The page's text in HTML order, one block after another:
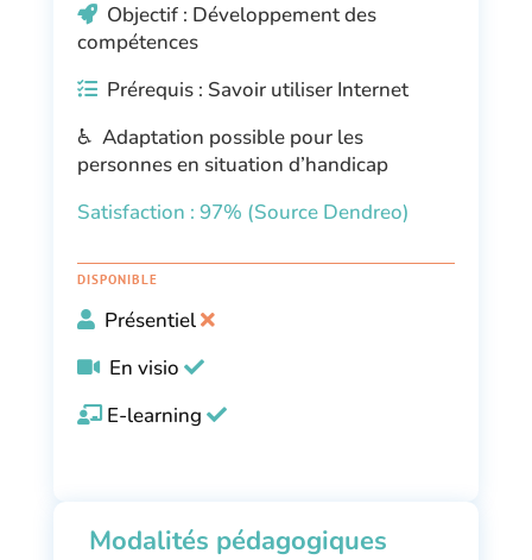
Objectif : Développement des
compétences
Prérequis : Savoir utiliser Internet
♿ Adaptation possible pour les
personnes en situation d’handicap
Satisfaction : 97% (Source Dendreo)
DISPONIBLE
Présentiel
En visio
E-learning
Modalités pédagogiques